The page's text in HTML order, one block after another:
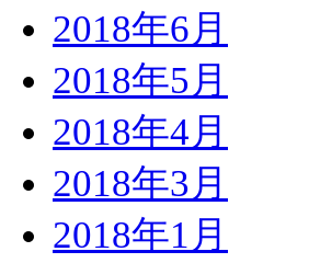
2018年6月
2018年5月
2018年4月
2018年3月
2018年1月